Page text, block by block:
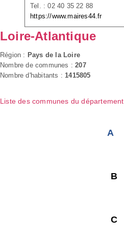
Tel. : 02 40 35 22 88
https://www.maires44.fr
Loire-Atlantique
Région : Pays de la Loire
Nombre de communes :207
Nombre d'habitants : 1415805
Liste des communes du
A
B
C